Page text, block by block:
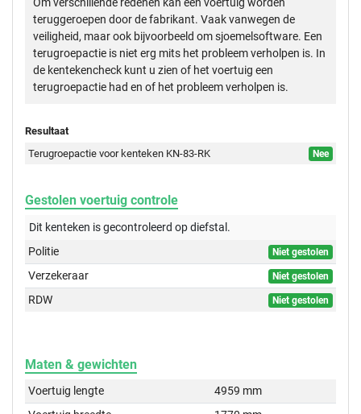
teruggeroepen door de fabrikant. Vaak vanwegen de
veiligheid, maar ook bijvoorbeeld om sjoemelsoftware. Een
terugroepactie is niet erg mits het probleem verholpen is. In
de kentekencheck kunt u zien of het voertuig een
terugroepactie had en of het probleem verholpen is.
Resultaat
Terugroepactie voor kenteken KN-83-RK
Nee
Gestolen voertuig controle
Dit kenteken is gecontroleerd opdiefstal.
Politie
Niet gestolen
Verzekeraar Niet gestolen
RDW Niet gestolen
Maten & gewichten
Voertuig lengte
4959 mm